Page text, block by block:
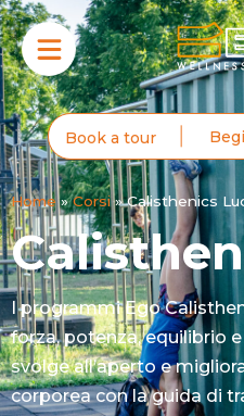
Book a tour
Home»Corsi»Calisthenics
I programmi Ego
forza, potenza, equilibrio
svolge all’aperto e
corporea con la guida di